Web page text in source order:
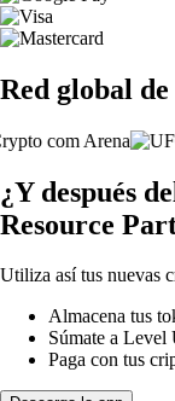
Red global
¿Y después
Resource
Utiliza así tus nuevas
Almacena tus
Súmate a Level
Paga con tus